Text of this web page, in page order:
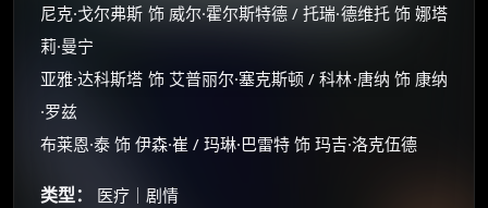
尼克·戈尔弗斯 饰 威尔·霍尔斯特德 / 托瑞·德维托 饰 娜塔
莉·曼宁
亚雅·达科斯塔 饰 艾普丽尔·塞克斯顿 / 科林·唐纳 饰 康纳
·罗兹
布莱恩·泰 饰 伊森·崔 / 玛琳·巴雷特 饰 玛吉·洛克伍德
类型： 医疗｜剧情